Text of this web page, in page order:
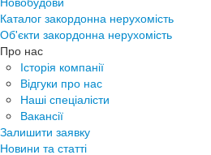
Каталог закордонна нерухомість
Об'єкти закордонна нерухомість
Про нас
Історія компанії
Відгуки про нас
Наші спеціалісти
Вакансії
Залишити заявку
Новини та статті